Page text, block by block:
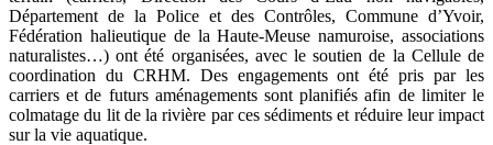
Département de la Police et des Contrôles, Commune d’Yvoir,
Fédération halieutique de la Haute-Meuse namuroise, associations
naturalistes…) ont été organisées, avec le soutien de la Cellule de
coordination du CRHM. Des engagements ont été pris par les
carriers et de futurs aménagements sont planifiés afin de limiter le
colmatage du lit de la rivière par ces sédiments et réduire leur impact
sur la vie aquatique.